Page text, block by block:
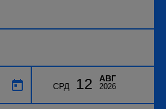
СРД 12 АВГ
2026